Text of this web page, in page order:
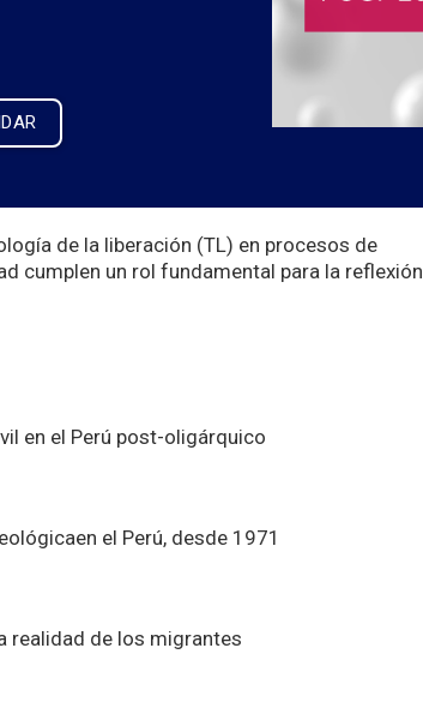
de la liberación (TL) en procesos de
cumplen un rol fundamental para la reflexión
en el Perú post-oligárquico
el Perú, desde 1971
realidad de los migrantes